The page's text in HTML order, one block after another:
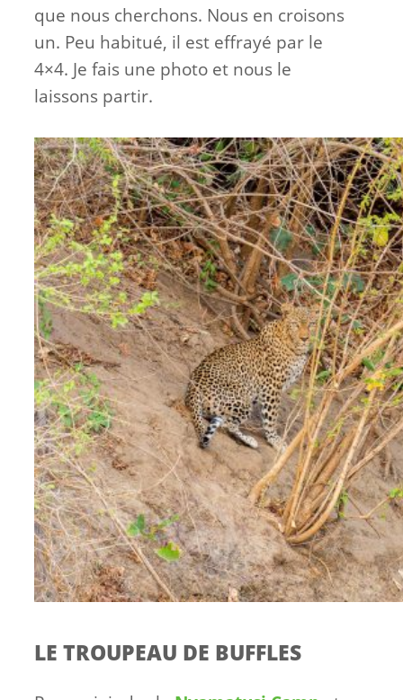
que nous cherchons. Nous en croisons
un. Peu habitué, il est effrayé par le
4×4. Je fais une photo et nous le
laissons partir.
LE TROUPEAU DE BUFFLES